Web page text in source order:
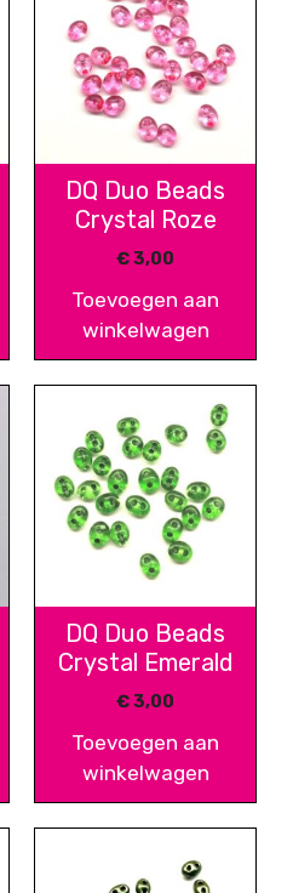
DQ Duo Beads
Crystal Roze
€3,00
Toevoegen aan
winkelwagen
DQ Duo Beads
Crystal Emerald
€3,00
Toevoegen aan
winkelwagen